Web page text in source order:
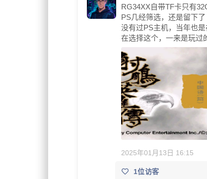
RG34XX自带TF卡只有
PS几经筛选，还是留下了
没有过PS主机，当年也
在选择这个，一来是玩过
2025年01月13日 16:15
1位访客